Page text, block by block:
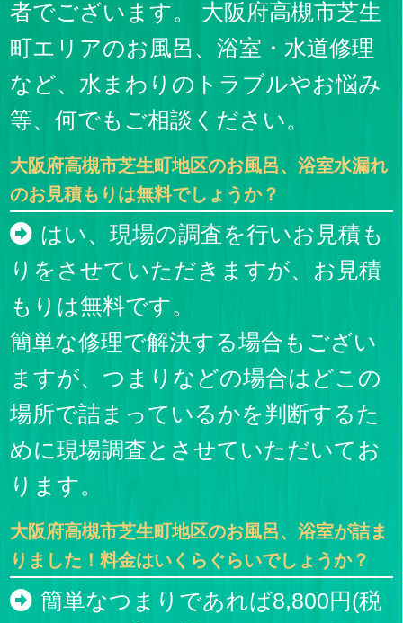
者でございます。 大阪府高槻市芝生
町エリアのお風呂、浴室・水道修理
など、水まわりのトラブルやお悩み
等、何でもご相談ください。
大阪府高槻市芝生町地区のお風呂、浴室水漏れ
のお見積もりは無料でしょうか？
はい、現場の調査を行いお見積も
りをさせていただきますが、お見積
もりは無料です。
簡単な修理で解決する場合もござい
ますが、つまりなどの場合はどこの
場所で詰まっているかを判断するた
めに現場調査とさせていただいてお
ります。
大阪府高槻市芝生町地区のお風呂、浴室が詰ま
りました！料金はいくらぐらいでしょうか？
簡単なつまりであれば8,800円(税